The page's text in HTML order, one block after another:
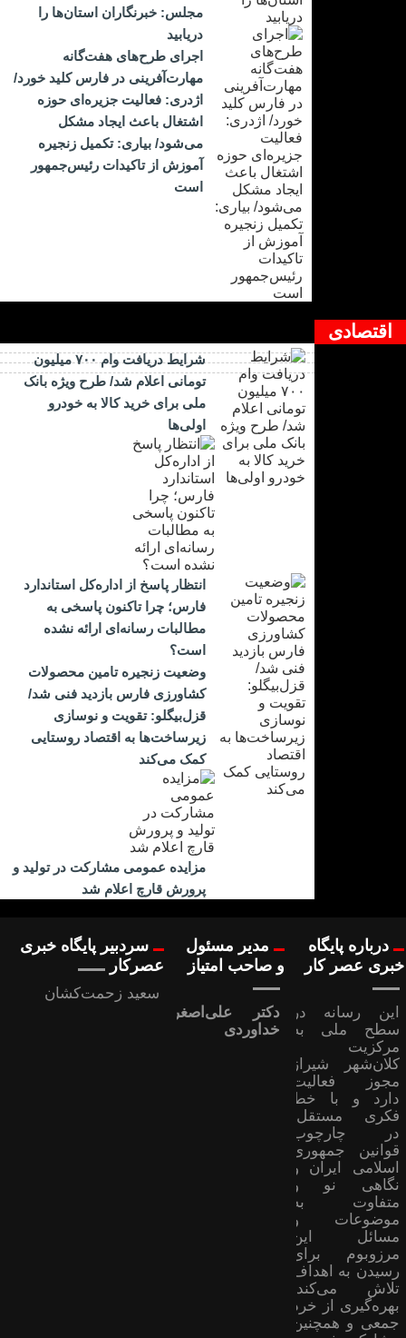
مجلس: خبرنگاران استان‌ها را
دریابید
اجرای طرح‌های هفت‌گانه
مهارت‌آفرینی در فارس کلید خورد/
اژدری: فعالیت جزیره‌‌ای حوزه
اشتغال باعث ایجاد مشکل
می‌شود/ بیاری: تکمیل زنجیره
آموزش از تاکیدات رئیس‌جمهور
است
اقتصادی
شرایط دریافت وام ۷۰۰ میلیون
تومانی اعلام شد/ طرح ویژه بانک
ملی برای خرید کالا به خودرو
اولی‌ها
انتظار پاسخ از اداره‌کل استاندارد
فارس؛ چرا تاکنون پاسخی به
مطالبات رسانه‌ای ارائه نشده
است؟
وضعیت زنجیره تامین محصولات
کشاورزی فارس بازدید فنی شد/
قزل‌بیگلو: تقویت و نوسازی
زیرساخت‌ها به اقتصاد روستایی
کمک می‌کند
مزایده عمومی مشارکت در تولید و
پرورش قارچ اعلام شد
درباره پایگاه
خبری عصر کار
این رسانه در
سطح ملی به
مرکزیت
کلان‌شهر شیراز
مجوز فعالیت
دارد و با خط
فکری مستقل،
در چارچوب
قوانین جمهوری
اسلامی ایران و
نگاهی نو و
متفاوت به
موضوعات ‌و
مسائل این
مرزوبوم برای
رسیدن به اهداف
تلاش می‌کند؛
بهره‌گیری از خرد
جمعی و همچنین
مدیر مسئول
و صاحب امتیاز
دکتر علی‌اصغر
خداوردی
سردبیر پایگاه خبری
عصرکار
سعید زحمت‌کشان